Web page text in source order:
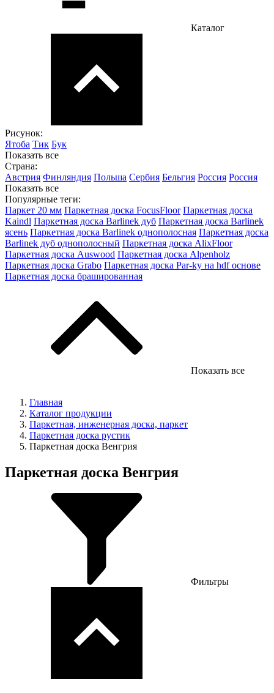
Каталог
Рисунок:
Ятоба Тик Бук
Показать все
Страна:
Австрия Финляндия Польша Сербия Бельгия Россия Россия
Показать все
Популярные теги:
Паркет 20 мм Паркетная доска FocusFloor Паркетная доска
Kaindl Паркетная доска Barlinek дуб Паркетная доска Barlinek
ясень Паркетная доска Barlinek однополосная Паркетная доска
Barlinek дуб однополосный Паркетная доска AlixFloor
Паркетная доска Auswood Паркетная доска Alpenholz
Паркетная доска Grabo Паркетная доска Par-ky на hdf основе
Паркетная доска брашированная
Показать все
Главная
Каталог продукции
Паркетная, инженерная доска, паркет
Паркетная доска рустик
Паркетная доска Венгрия
Паркетная доска Венгрия
Фильтры